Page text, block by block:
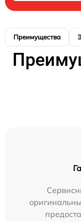
Преимущества